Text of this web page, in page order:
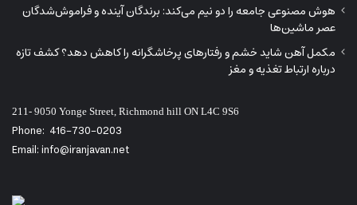
هوش مصنوعی جامعه را دو نیم می‌کند: برندگان آینده و فراموش‌شدگان
عصر ماشین‌ها
مکمل آهن شاید خشم و رفتارهای پرخاشگرانه را کاهش دهد؟ کشف تازه
درباره ارتباط تغذیه و مغز
211- 9050 Yonge Street, Richmond hill ON L4C 9S6
Phone: 416-730-0203
Email: info@iranjavan.net